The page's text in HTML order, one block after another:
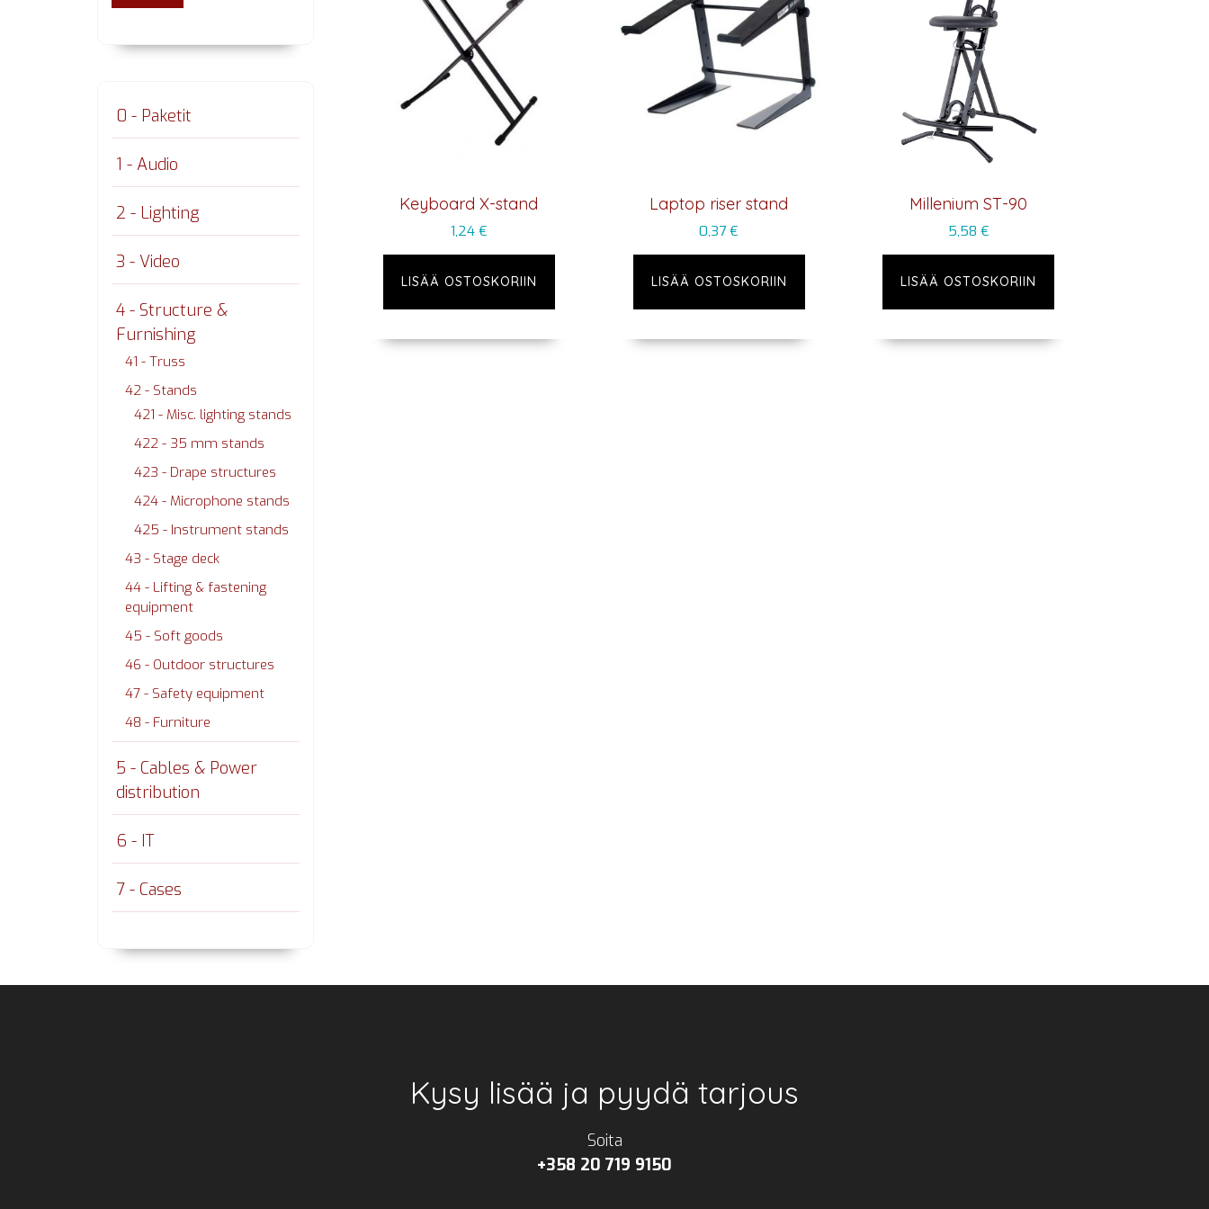
Keyboard X-stand
1,24 €
LISÄÄ OSTOSKORIIN
Laptop riser stand
0,37€
LISÄÄ OSTOSKORIIN
Millenium ST-90
5,58 €
LISÄÄ OSTOSKORIIN
0 - Paketit
1 - Audio
2 - Lighting
3 - Video
4 - Structure &
Furnishing
41 - Truss
42 - Stands
421 - Misc. lighting stands
422 - 35 mm stands
423 - Drape structures
424 - Microphone stands
425 - Instrument stands
43 - Stage deck
44 - Lifting & fastening
equipment
45 - Soft goods
46 - Outdoor structures
47 - Safety equipment
48 - Furniture
5 - Cables & Power
distribution
6 - IT
7 - Cases
Kysy lisää ja pyydä tarjous
Soita
+358 20 719 9150